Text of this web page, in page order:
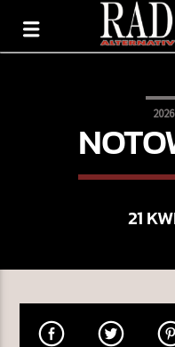
TERAZ GRAMY
2026
21